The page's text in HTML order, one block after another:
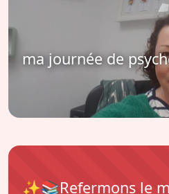
ma journée de
✨📚Refermons le